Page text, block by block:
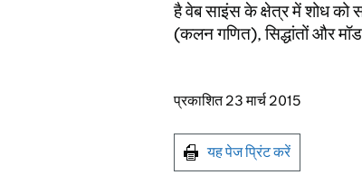
है वेब साइंस के क्षेत्र में शोध को
(कलन गणित), सिद्धांतों और
Updates to this
प्रकाशित 23 मार्च 2015
Print this page
यह पेज प्रिंट करें